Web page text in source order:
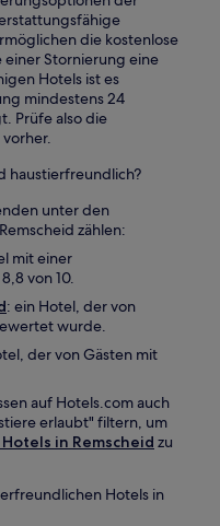
die kostenlose
einer Stornierung eine
Hotels ist es
mindestens 24
Prüfe also die
haustierfreundlich?
unter den
zählen:
mit einer
von 10.
: ein Hotel, der von
wurde.
der von Gästen mit
auf Hotels.com auch
erlaubt" filtern, um
in Remscheid zu
Hotels in